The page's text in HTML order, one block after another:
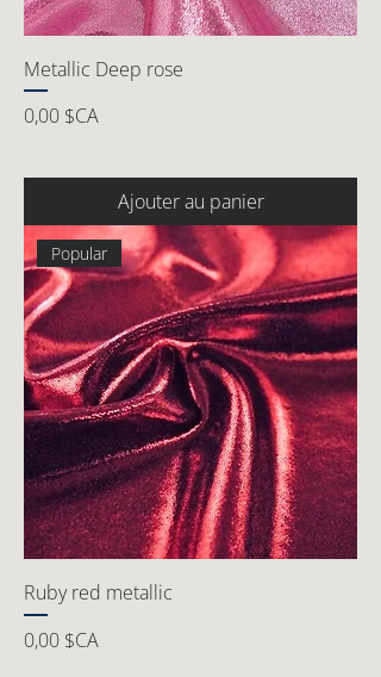
Metallic Deep rose
Prix
0,00 $CA
Ajouter au panier
Popular
Ruby red metallic
Prix
0,00 $CA